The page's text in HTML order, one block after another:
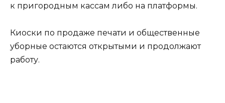
к пригородным кассам либо на платформы.
Киоски по продаже печати и общественные
уборные остаются открытыми и продолжают
работу.